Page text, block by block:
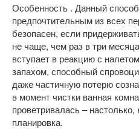
Особенность . Данный
предпочтительным из всех
безопасен, если
не чаще, чем раз в три
вступает в реакцию с
запахом, способный
даже частичную потерю
в момент чистки ванная
проветривалась – настолько,
планировка.